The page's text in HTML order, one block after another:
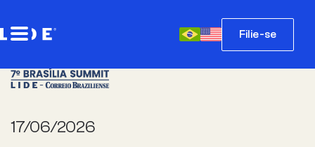
Filie-se
17/06/2026